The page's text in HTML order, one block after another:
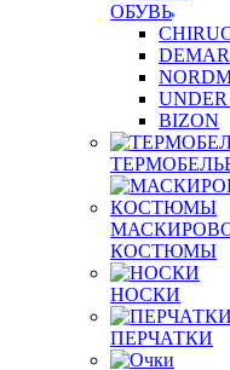
ОБУВЬ
DEMAR
BIZON
КОСТЮМЫ
НОСКИ
ПЕРЧАТКИ